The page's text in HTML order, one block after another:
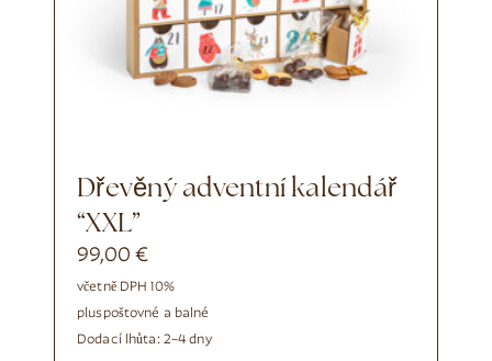
Dřevěný adventní kalendář
“XXL”
99,00€
včetně DPH 10%
pluspoštovné a balné
Dodací lhůta: 2–4 dny